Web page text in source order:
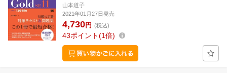
山本道子
2021年01月27日発売
4,730円 (税込)
43ポイント 1倍